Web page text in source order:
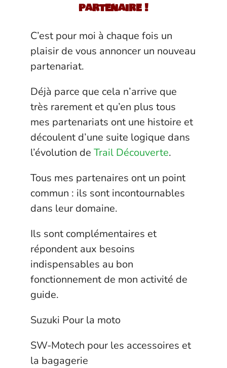
partenaire !
C’est pour moi à chaque fois un
plaisir de vous annoncer un nouveau
partenariat.
Déjà parce que cela n’arrive que
très rarement et qu’en plus tous
mes partenariats ont une histoire et
découlent d’une suite logique dans
l’évolution de Trail Découverte.
Tous mes partenaires ont un point
commun : ils sont incontournables
dans leur domaine.
Ils sont complémentaires et
répondent aux besoins
indispensables au bon
fonctionnement de mon activité de
guide.
Suzuki Pour la moto
SW-Motech pour les accessoires et
la bagagerie